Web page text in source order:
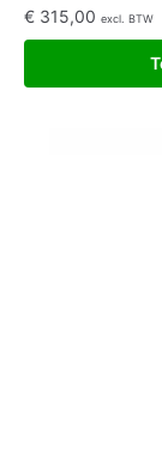
€ 315,00 excl. BTW